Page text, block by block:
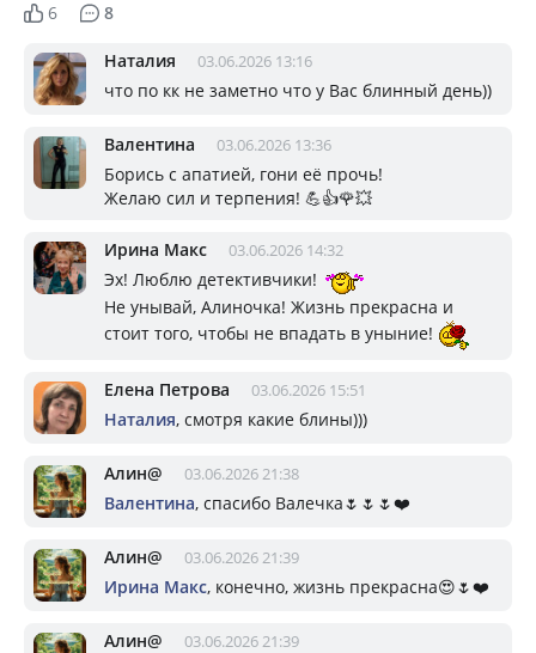
6
8
Наталия 03.06.2026 13:16
что по кк не заметно что у Вас блинный день))
Валентина 03.06.2026 13:36
Борись с апатией, гони её прочь!
Желаю сил и терпения! 💪👍🌹💥
Ирина Макс 03.06.2026 14:32
Эх! Люблю детективчики!
Не унывай, Алиночка! Жизнь прекрасна и
стоит того, чтобы не впадать в уныние!
Елена Петрова 03.06.2026 15:51
Наталия, смотря какие блины)))
Алин@ 03.06.2026 21:38
Валентина, спасибо Валечка🌷🌷🌷❤️
Алин@ 03.06.2026 21:39
Ирина Макс, конечно, жизнь прекрасна😍🌷❤️
Алин@ 03.06.2026 21:39